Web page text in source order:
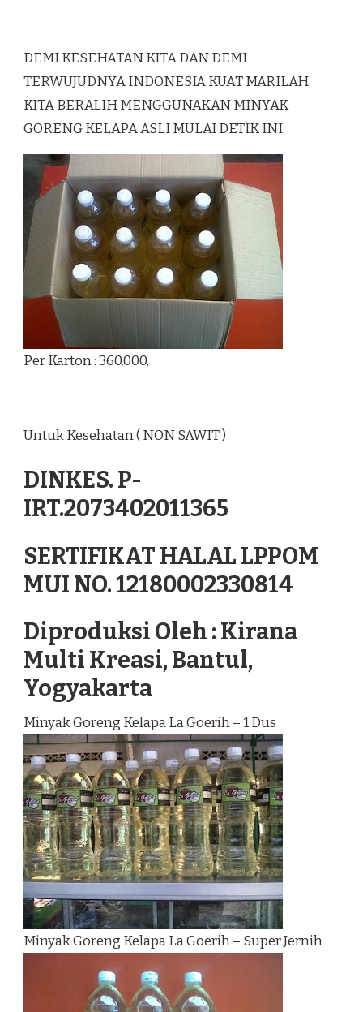
DEMI KESEHATAN KITA DAN DEMI
TERWUJUDNYA INDONESIA KUAT MARILAH
KITA BERALIH MENGGUNAKAN MINYAK
GORENG KELAPA ASLI MULAI DETIK INI
Per Karton : 360.000,
Untuk Kesehatan ( NON SAWIT )
DINKES. P-
IRT.2073402011365
SERTIFIKAT HALAL LPPOM
MUI NO. 12180002330814
Diproduksi Oleh : Kirana
Multi Kreasi, Bantul,
Yogyakarta
Minyak Goreng Kelapa La Goerih – 1 Dus
Minyak Goreng Kelapa La Goerih – Super Jernih